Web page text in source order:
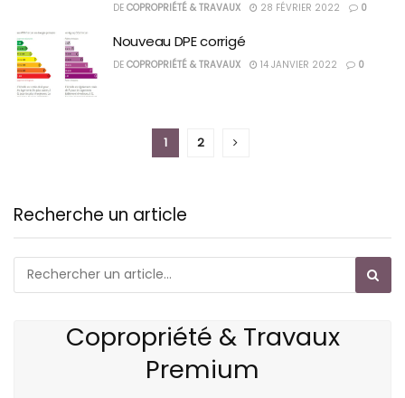
DE COPROPRIÉTÉ & TRAVAUX 28 FÉVRIER 2022 0
Nouveau DPE corrigé
DE COPROPRIÉTÉ & TRAVAUX 14 JANVIER 2022 0
1 2
Recherche un article
Copropriété & Travaux
Premium